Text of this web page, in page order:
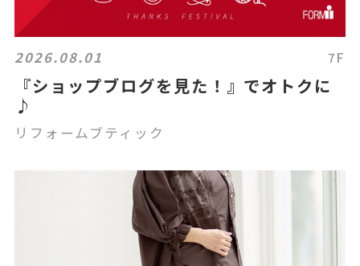
2026.08.01 7F
『ショップブログを見た！』でオトクに
♪
リフォームブティック